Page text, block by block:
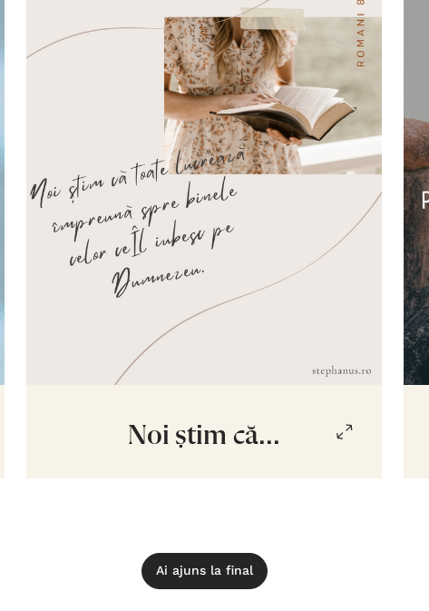
Noi știm că...
Ai ajuns la final